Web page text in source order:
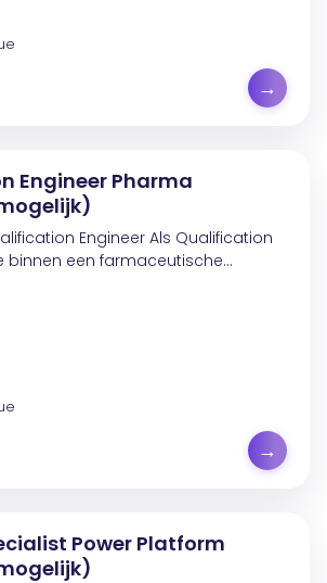
→
Engineer Pharma
Engineer Als Qualification
binnen een farmaceutische
van operationele...
→
Power Platform